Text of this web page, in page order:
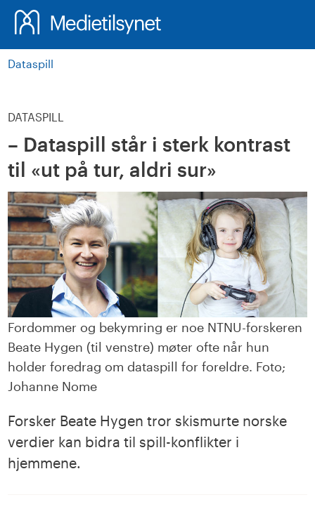
Dataspill
DATASPILL
– Dataspill står i sterk kontrast
til «ut på tur, aldri sur»
Fordommer og bekymring er noe NTNU-forskeren
Beate Hygen (til venstre) møter ofte når hun
holder foredrag om dataspill for foreldre. Foto;
Johanne Nome
Forsker Beate Hygen tror skismurte norske
verdier kan bidra til spill-konflikter i
hjemmene.